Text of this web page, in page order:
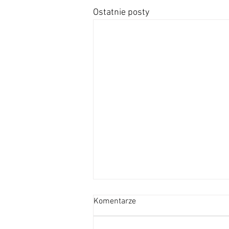
Ostatnie posty
OGŁOSZENIA
NIEDZIELA ZWYKŁA –
Komentarze